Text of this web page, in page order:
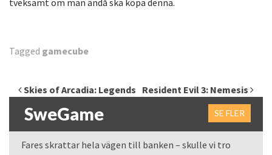
tveksamt om man ändå ska köpa denna.
Tagged gamecube
Inläggsnavigering
Skies of Arcadia: Legends Resident Evil 3: Nemesis
SweGame SE FLER
Fares skrattar hela vägen till banken – skulle vi tro